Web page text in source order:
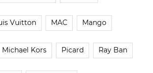
Vuitton MAC Mango
Michael Kors Picard Ray Ban